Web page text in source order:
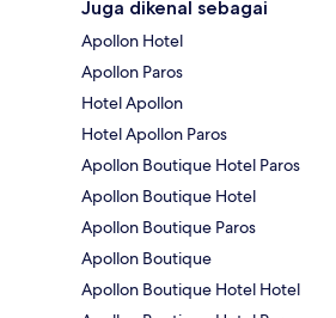
Juga dikenal sebagai
Apollon Hotel
Apollon Paros
Hotel Apollon
Hotel Apollon Paros
Apollon Boutique Hotel Paros
Apollon Boutique Hotel
Apollon Boutique Paros
Apollon Boutique
Apollon Boutique Hotel Hotel